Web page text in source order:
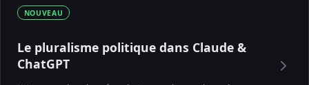
NOUVEAU
Le pluralisme politique dans Claude &
ChatGPT